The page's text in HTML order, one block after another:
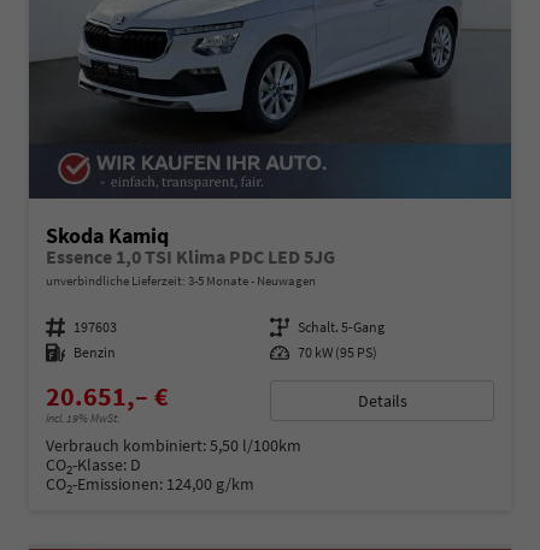
Skoda Kamiq
Essence 1,0 TSI Klima PDC LED 5JG
unverbindliche Lieferzeit: 3-5 Monate Neuwagen
Fahrzeugnummer 197603 Getriebe Schalt. 5-Gang
Kraftstoff Benzin Leistung 70 kW (95 PS)
20.651,– €
incl. 19% MwSt.
Details
Verbrauch kombiniert:5,50 l/100km
CO2-Klasse: D
CO2-Emissionen: 124,00 g/km